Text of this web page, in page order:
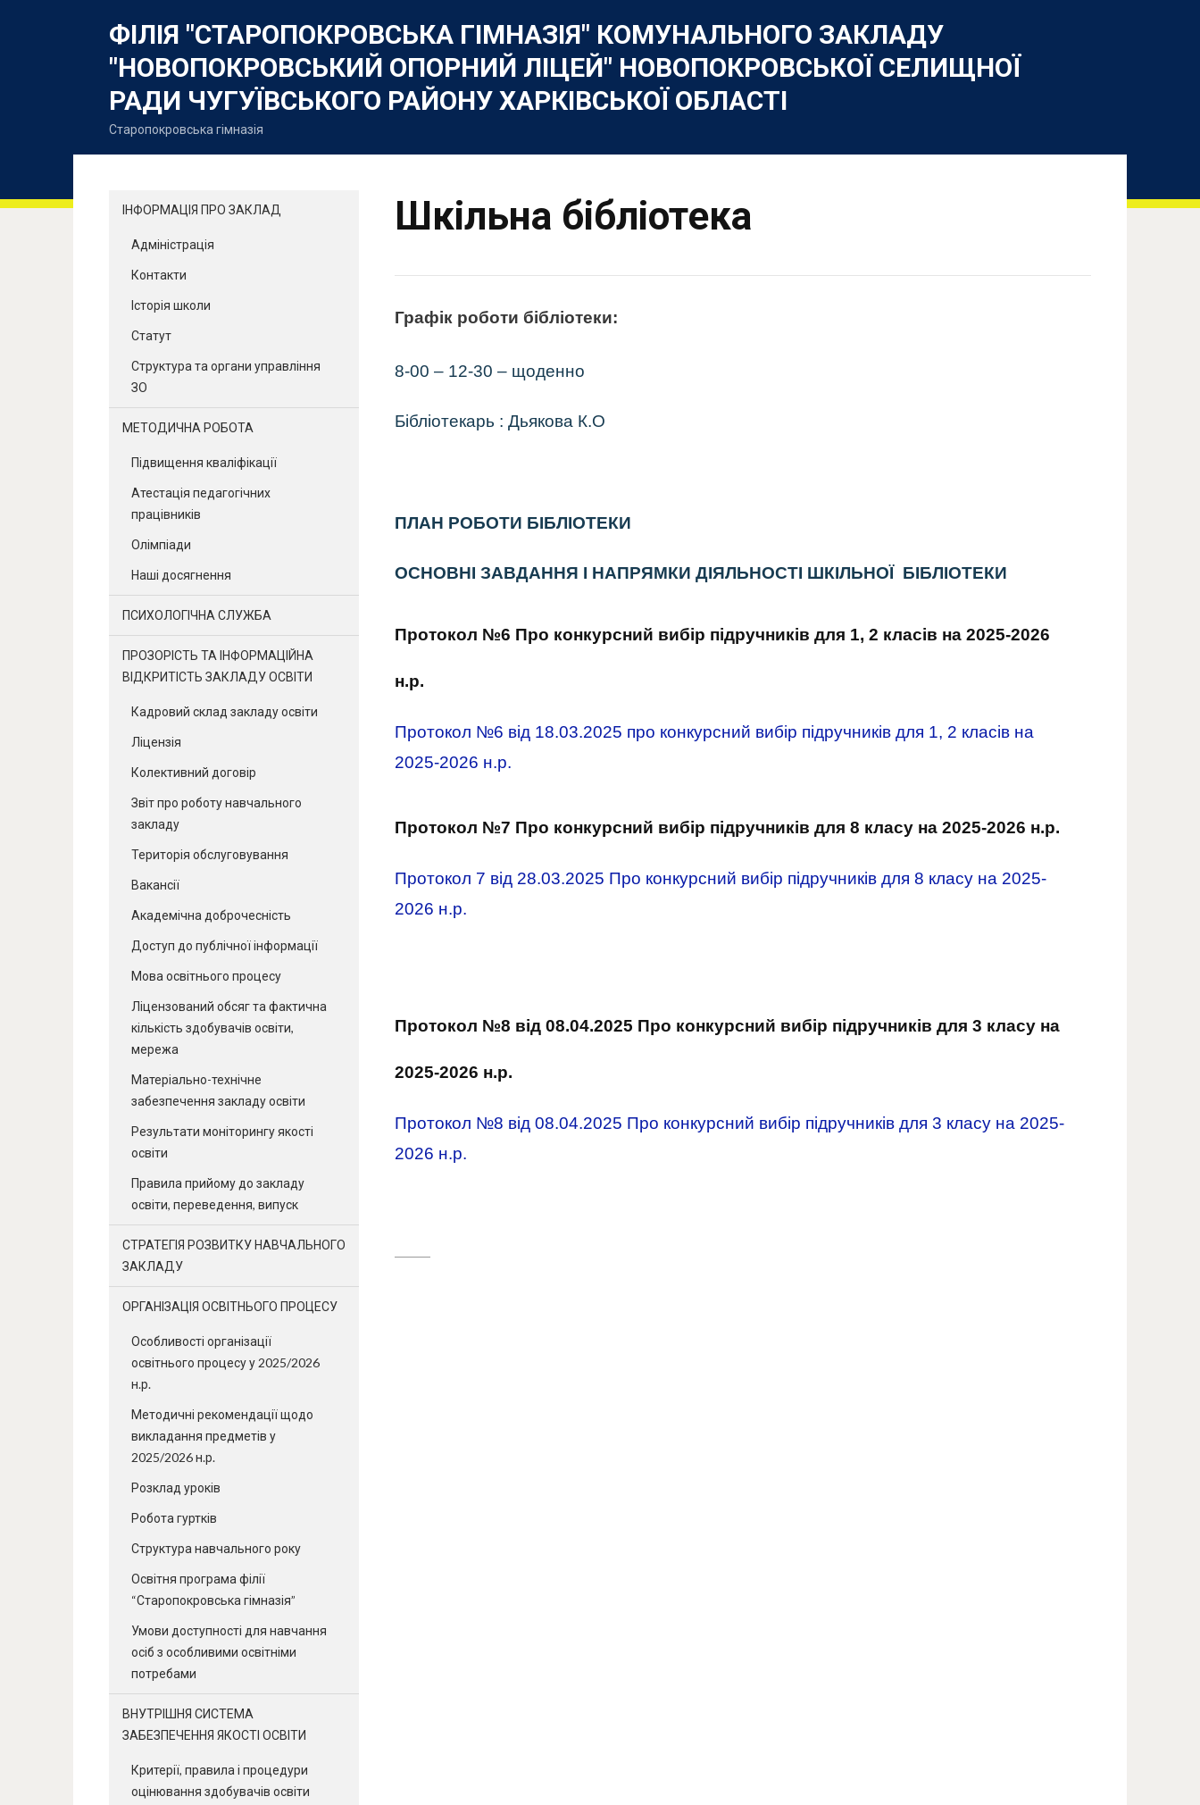
content
ФІЛІЯ "СТАРОПОКРОВСЬКА ГІМНАЗІЯ" КОМУНАЛЬНОГО ЗАКЛАДУ
"НОВОПОКРОВСЬКИЙ ОПОРНИЙ ЛІЦЕЙ" НОВОПОКРОВСЬКОЇ СЕЛИЩНОЇ
РАДИ ЧУГУЇВСЬКОГО РАЙОНУ ХАРКІВСЬКОЇ ОБЛАСТІ
Старопокровська гімназія
Шкільна бібліотека
Графік роботи бібліотеки:
8-00 – 12-30 – щоденно
Бібліотекарь : Дьякова К.О
ПЛАН РОБОТИ БІБЛІОТЕКИ
ОСНОВНІ ЗАВДАННЯ І НАПРЯМКИ ДІЯЛЬНОСТІ ШКІЛЬНОЇ БІБЛІОТЕКИ
Протокол №6 Про конкурсний вибір підручників для 1, 2 класів на 2025-2026
н.р.
Протокол №6 від 18.03.2025 про конкурсний вибір підручників для 1, 2 класів на
2025-2026 н.р.
Протокол №7 Про конкурсний вибір підручників для 8 класу на 2025-2026 н.р.
Протокол 7 від 28.03.2025 Про конкурсний вибір підручників для 8 класу на 2025-
2026 н.р.
Протокол №8 від 08.04.2025 Про конкурсний вибір підручників для 3 класу на
2025-2026 н.р.
Протокол №8 від 08.04.2025 Про конкурсний вибір підручників для 3 класу на 2025-
2026 н.р.
ІНФОРМАЦІЯ ПРО ЗАКЛАД
Адміністрація
Контакти
Історія школи
Статут
Структура та органи управління
ЗО
МЕТОДИЧНА РОБОТА
Підвищення кваліфікації
Атестація педагогічних
працівників
Олімпіади
Наші досягнення
ПСИХОЛОГІЧНА СЛУЖБА
ПРОЗОРІСТЬ ТА ІНФОРМАЦІЙНА
ВІДКРИТІСТЬ ЗАКЛАДУ ОСВІТИ
Кадровий склад закладу освіти
Ліцензія
Колективний договір
Звіт про роботу навчального
закладу
Територія обслуговування
Вакансії
Академічна доброчесність
Доступ до публічної інформації
Мова освітнього процесу
Ліцензований обсяг та фактична
кількість здобувачів освіти,
мережа
Матеріально-технічне
забезпечення закладу освіти
Результати моніторингу якості
освіти
Правила прийому до закладу
освіти, переведення, випуск
СТРАТЕГІЯ РОЗВИТКУ НАВЧАЛЬНОГО
ЗАКЛАДУ
ОРГАНІЗАЦІЯ ОСВІТНЬОГО ПРОЦЕСУ
Особливості організації
освітнього процесу у 2025/2026
н.р.
Методичні рекомендації щодо
викладання предметів у
2025/2026 н.р.
Розклад уроків
Робота гуртків
Структура навчального року
Освітня програма філії
“Старопокровська гімназія”
Умови доступності для навчання
осіб з особливими освітніми
потребами
ВНУТРІШНЯ СИСТЕМА
ЗАБЕЗПЕЧЕННЯ ЯКОСТІ ОСВІТИ
Критерії, правила і процедури
оцінювання здобувачів освіти